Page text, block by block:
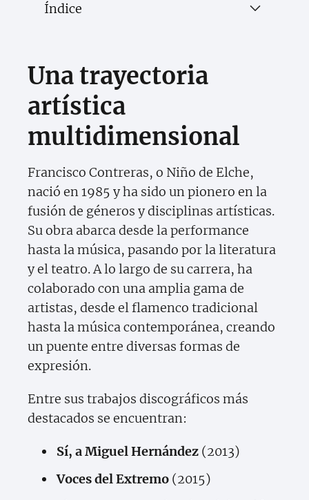
Índice
Una trayectoria
artística
multidimensional
Francisco Contreras, o Niño de Elche,
nació en 1985 y ha sido un pionero en la
fusión de géneros y disciplinas artísticas.
Su obra abarca desde la performance
hasta la música, pasando por la literatura
y el teatro. A lo largo de su carrera, ha
colaborado con una amplia gama de
artistas, desde el flamenco tradicional
hasta la música contemporánea, creando
un puente entre diversas formas de
expresión.
Entre sus trabajos discográficos más
destacados se encuentran:
Sí, a Miguel Hernández (2013)
Voces del Extremo (2015)